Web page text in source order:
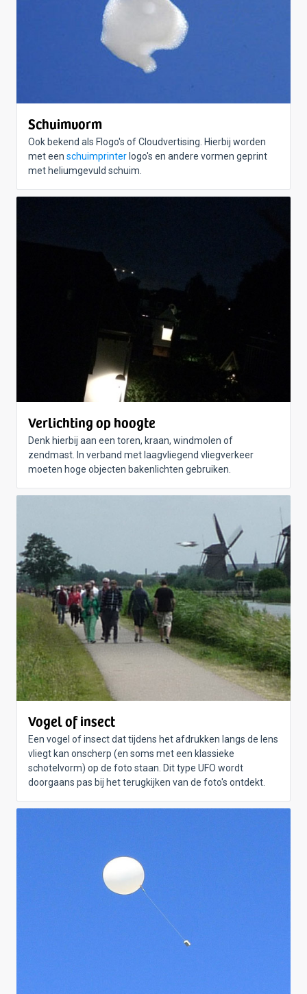
Schuimvorm
Ook bekend als Flogo's of Cloudvertising. Hierbij worden
met een schuimprinter logo's en andere vormen geprint
met heliumgevuld schuim.
Verlichting op hoogte
Denk hierbij aan een toren, kraan, windmolen of
zendmast. In verband met laagvliegend vliegverkeer
moeten hoge objecten bakenlichten gebruiken.
Vogel of insect
Een vogel of insect dat tijdens het afdrukken langs de lens
vliegt kan onscherp (en soms met een klassieke
schotelvorm) op de foto staan. Dit type UFO wordt
doorgaans pas bij het terugkijken van de foto's ontdekt.